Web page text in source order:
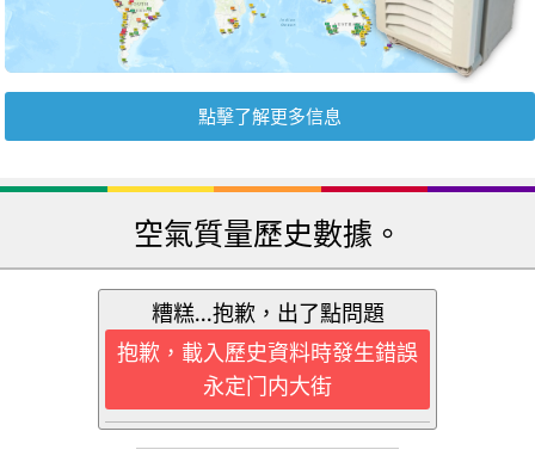
點擊了解更多信息
空氣質量歷史數據。
糟糕...抱歉，出了點問題
抱歉，載入歷史資料時發生錯誤
永定门内大街